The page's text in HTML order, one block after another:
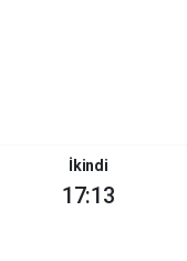
İkindi
17:13